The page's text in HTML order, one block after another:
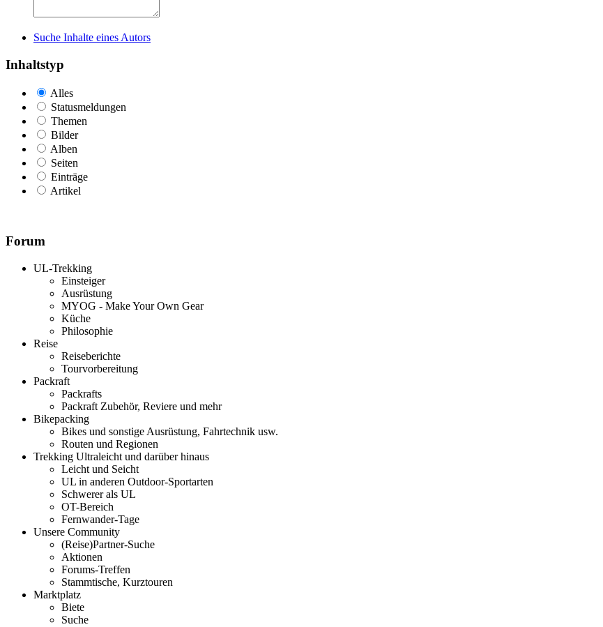
Suche Inhalte eines Autors
Inhaltstyp
Alles
Statusmeldungen
Themen
Bilder
Alben
Seiten
Einträge
Artikel
Forum
UL-Trekking
Einsteiger
Ausrüstung
MYOG - Make Your Own Gear
Küche
Philosophie
Reise
Reiseberichte
Tourvorbereitung
Packraft
Packrafts
Packraft Zubehör, Reviere und mehr
Bikepacking
Bikes und sonstige Ausrüstung, Fahrtechnik usw.
Routen und Regionen
Trekking Ultraleicht und darüber hinaus
Leicht und Seicht
UL in anderen Outdoor-Sportarten
Schwerer als UL
OT-Bereich
Fernwander-Tage
Unsere Community
(Reise)Partner-Suche
Aktionen
Forums-Treffen
Stammtische, Kurztouren
Marktplatz
Biete
Suche